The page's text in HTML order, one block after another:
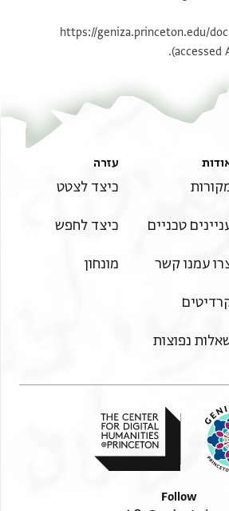
https://geniza.princeton.edu/
(accessed
טכניים
עמנו קשר
נפוצות
עזרה
כיצד לצטט
כיצד לחפש
מונחון
Follow